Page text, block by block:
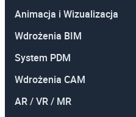
Animacja i Wizualizacja
Wdrożenia BIM
System PDM
Wdrożenia CAM
AR / VR / MR